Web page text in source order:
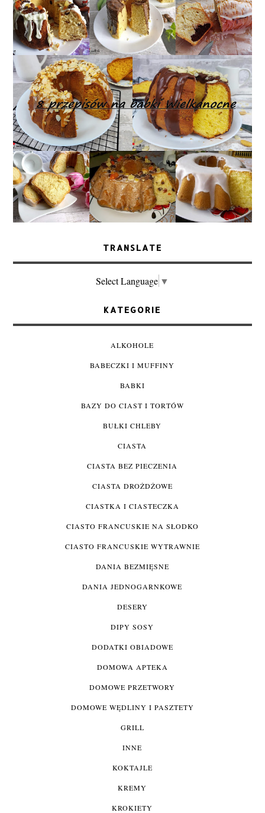
TRANSLATE
Select Language ▼
KATEGORIE
ALKOHOLE
BABECZKI I MUFFINY
BABKI
BAZY DO CIAST I TORTÓW
BUŁKI CHLEBY
CIASTA
CIASTA BEZ PIECZENIA
CIASTA DROŻDŻOWE
CIASTKA I CIASTECZKA
CIASTO FRANCUSKIE NA SŁODKO
CIASTO FRANCUSKIE WYTRAWNIE
DANIA BEZMIĘSNE
DANIA JEDNOGARNKOWE
DESERY
DIPY SOSY
DODATKI OBIADOWE
DOMOWA APTEKA
DOMOWE PRZETWORY
DOMOWE WĘDLINY I PASZTETY
GRILL
INNE
KOKTAJLE
KREMY
KROKIETY